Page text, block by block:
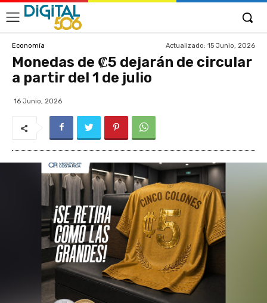
Economía Actualizado: 15 Junio, 2026
Monedas de ₡5 dejarán de circular
a partir del 1 de julio
16 Junio, 2026